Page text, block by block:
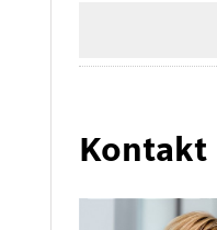
Kontakt